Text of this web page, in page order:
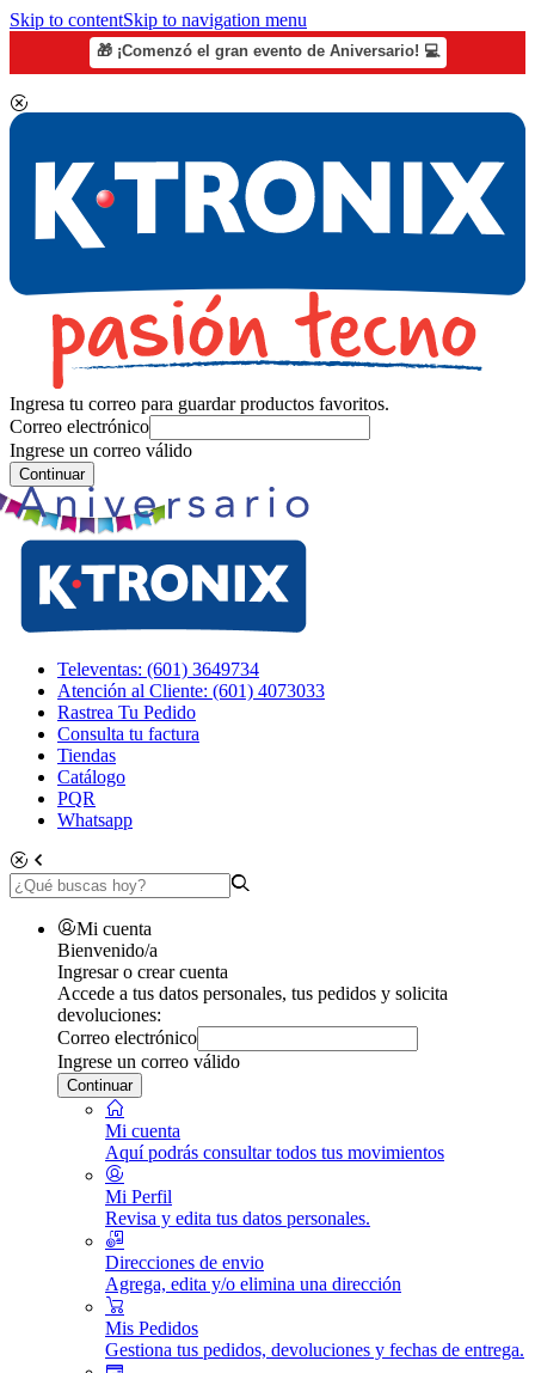
Skip to contentSkip to navigation menu
🎁 ¡Comenzó el gran evento de Aniversario! 💻
Ingresa tu correo para guardar productos favoritos.
Correo electrónico
Ingrese un correo válido
Continuar
Televentas: (601) 3649734
Atención al Cliente: (601) 4073033
Rastrea Tu Pedido
Consulta tu factura
Tiendas
Catálogo
PQR
Whatsapp
Mi cuenta
Bienvenido/a
Ingresar o crear cuenta
Accede a tus datos personales, tus pedidos y solicita
devoluciones:
Correo electrónico
Ingrese un correo válido
Continuar
Mi cuenta
Aquí podrás consultar todos tus movimientos
Mi Perfil
Revisa y edita tus datos personales.
Direcciones de envio
Agrega, edita y/o elimina una dirección
Mis Pedidos
Gestiona tus pedidos, devoluciones y fechas de entrega.